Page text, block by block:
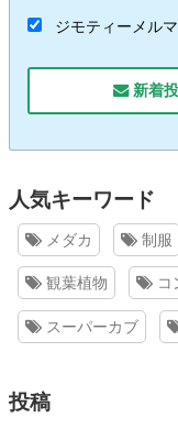
ジモティーメル
新着
人気キーワード
メダカ 制服
観葉植物 コ
スーパーカブ
投稿